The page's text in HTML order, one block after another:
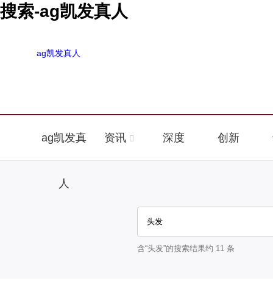
搜索-ag凯发真人
ag凯发真人
ag凯发真
人
资讯 深度 创新
含“头发”的搜索结果约 11 条